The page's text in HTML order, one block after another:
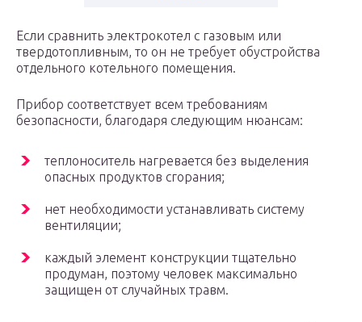
Если сравнить электрокотел с газовым или
твердотопливным, то он не требует обустройства
отдельного котельного помещения.
Прибор соответствует всем требованиям
безопасности, благодаря следующим нюансам:
теплоноситель нагревается без выделения
опасных продуктов сгорания;
нет необходимости устанавливать систему
вентиляции;
каждый элемент конструкции тщательно
продуман, поэтому человек максимально
защищен от случайных травм.